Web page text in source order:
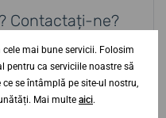
Contactați-ne?
mai bune servicii. Folosim
pentru ca serviciile noastre să
se întâmplă pe site-ul nostru,
Mai multe aici.